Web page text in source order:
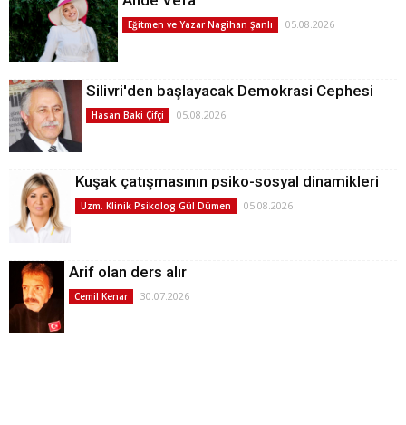
Eğitmen ve Yazar Nagihan Şanlı 05.08.2026
Silivri'den başlayacak Demokrasi Cephesi
Hasan Baki Çifçi 05.08.2026
Kuşak çatışmasının psiko-sosyal dinamikleri
Uzm. Klinik Psikolog Gül Dümen 05.08.2026
Arif olan ders alır
Cemil Kenar 30.07.2026